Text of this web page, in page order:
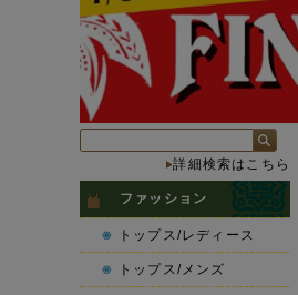
詳細検索はこちら
ファッション
トップス/レディース
トップス/メンズ